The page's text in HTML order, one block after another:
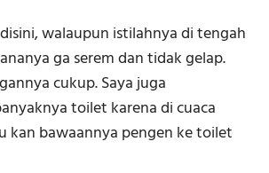
walaupun istilahnya di tengah
ga serem dan tidak gelap.
cukup. Saya juga
toilet karena di cuaca
kan bawaannya pengen ke toilet